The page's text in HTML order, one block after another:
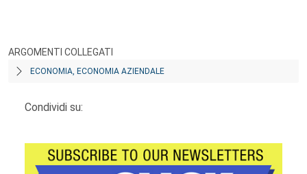
ARGOMENTI COLLEGATI
ECONOMIA, ECONOMIA AZIENDALE
Condividi su: